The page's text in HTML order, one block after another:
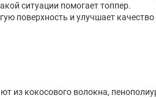
ситуации помогает топпер.
поверхность и улучшает
кокосового волокна,